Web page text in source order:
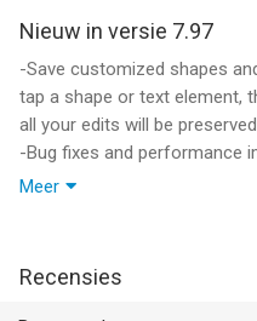
- Teken met je vinger of een
ondersteuning
- Selecteer kleuren uit het
- Laat je creativiteit de vrije
Pro en Apple Pencil
dagelijks gebruik
- Upload je afbeeldingen
Nieuw in versie 7.97
-Save customized shapes
tap a shape or text element,
all your edits will be preserved
-Bug fixes and performance
Meer
Recensies